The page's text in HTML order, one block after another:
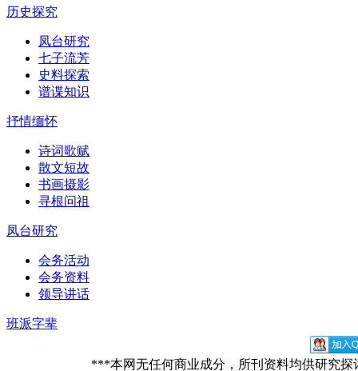
历史探究
凤台研究
七子流芳
史料探索
谱谍知识
抒情缅怀
诗词歌赋
散文短故
书画摄影
寻根问祖
凤台研究
会务活动
会务资料
领导讲话
班派字辈
***本网无任何商业成分，所刊资料均供研究